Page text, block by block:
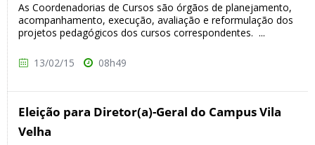
As Coordenadorias de Cursos são órgãos de planejamento,
acompanhamento, execução, avaliação e reformulação dos
projetos pedagógicos dos cursos correspondentes. ...
13/02/15 08h49
Eleição para Diretor(a)-Geral do Campus Vila
Velha